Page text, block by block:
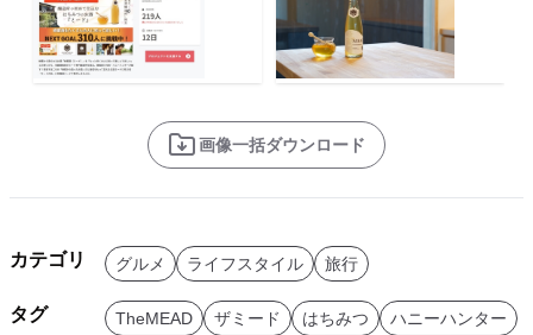
画像一括ダウンロード
カテゴリ グルメ ライフスタイル 旅行
タグ TheMEAD ザミード はちみつ
ハニーハンター